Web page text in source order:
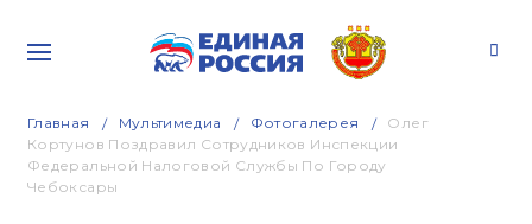
Главная Мультимедиа Фотогалерея
Олег
Кортунов Поздравил Сотрудников Инспекции
Федеральной Налоговой Службы По Городу
Чебоксары